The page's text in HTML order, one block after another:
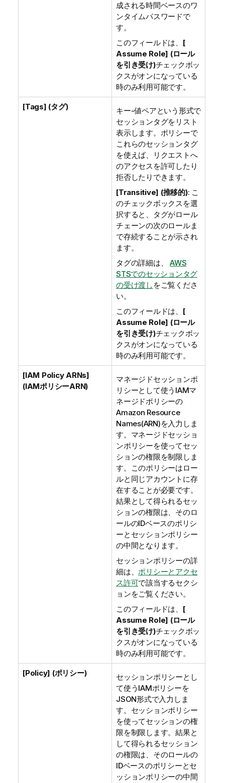
成される時間ベースのワ
ンタイムパスワードで
す。
このフィールドは、 [
Assume Role] (ロール
を引き受け)チェックボッ
クスがオンになっている
時のみ利用可能です。
[Tags] (タグ)
キー-値ペアという形式で
セッションタグをリスト
表示します。ポリシーで
これらのセッションタグ
を使えば、リクエストへ
のアクセスを許可したり
拒否したりできます。
[Transitive] (推移的): こ
のチェックボックスを選
択すると、タグがロール
チェーンの次のロールま
で存続することが示され
ます。
タグの詳細は、 AWS
STSでのセッションタグ
の受け渡し をご覧くださ
い。
このフィールドは、 [
Assume Role] (ロール
を引き受け)チェックボッ
クスがオンになっている
時のみ利用可能です。
[IAM Policy ARNs]
(IAMポリシーARN)
マネージドセッションポ
リシーとして使うIAMマ
ネージドポリシーの
Amazon Resource
Names(ARN)を入力しま
す。マネージドセッショ
ンポリシーを使ってセッ
ションの権限を制限しま
す。このポリシーはロー
ルと同じアカウントに存
在することが必要です。
結果として得られるセッ
ションの権限は、そのロ
ールのIDベースのポリシ
ーとセッションポリシー
の中間となります。
セッションポリシーの詳
細は、ポリシーとアクセ
ス許可で該当するセクシ
ョンをご覧ください。
このフィールドは、 [
Assume Role] (ロール
を引き受け)チェックボッ
クスがオンになっている
時のみ利用可能です。
[Policy] (ポリシー)
セッションポリシーとし
て使うIAMポリシーを
JSON形式で入力しま
す。セッションポリシー
を使ってセッションの権
限を制限します。結果と
して得られるセッション
の権限は、そのロールの
IDベースのポリシーとセ
ッションポリシーの中間